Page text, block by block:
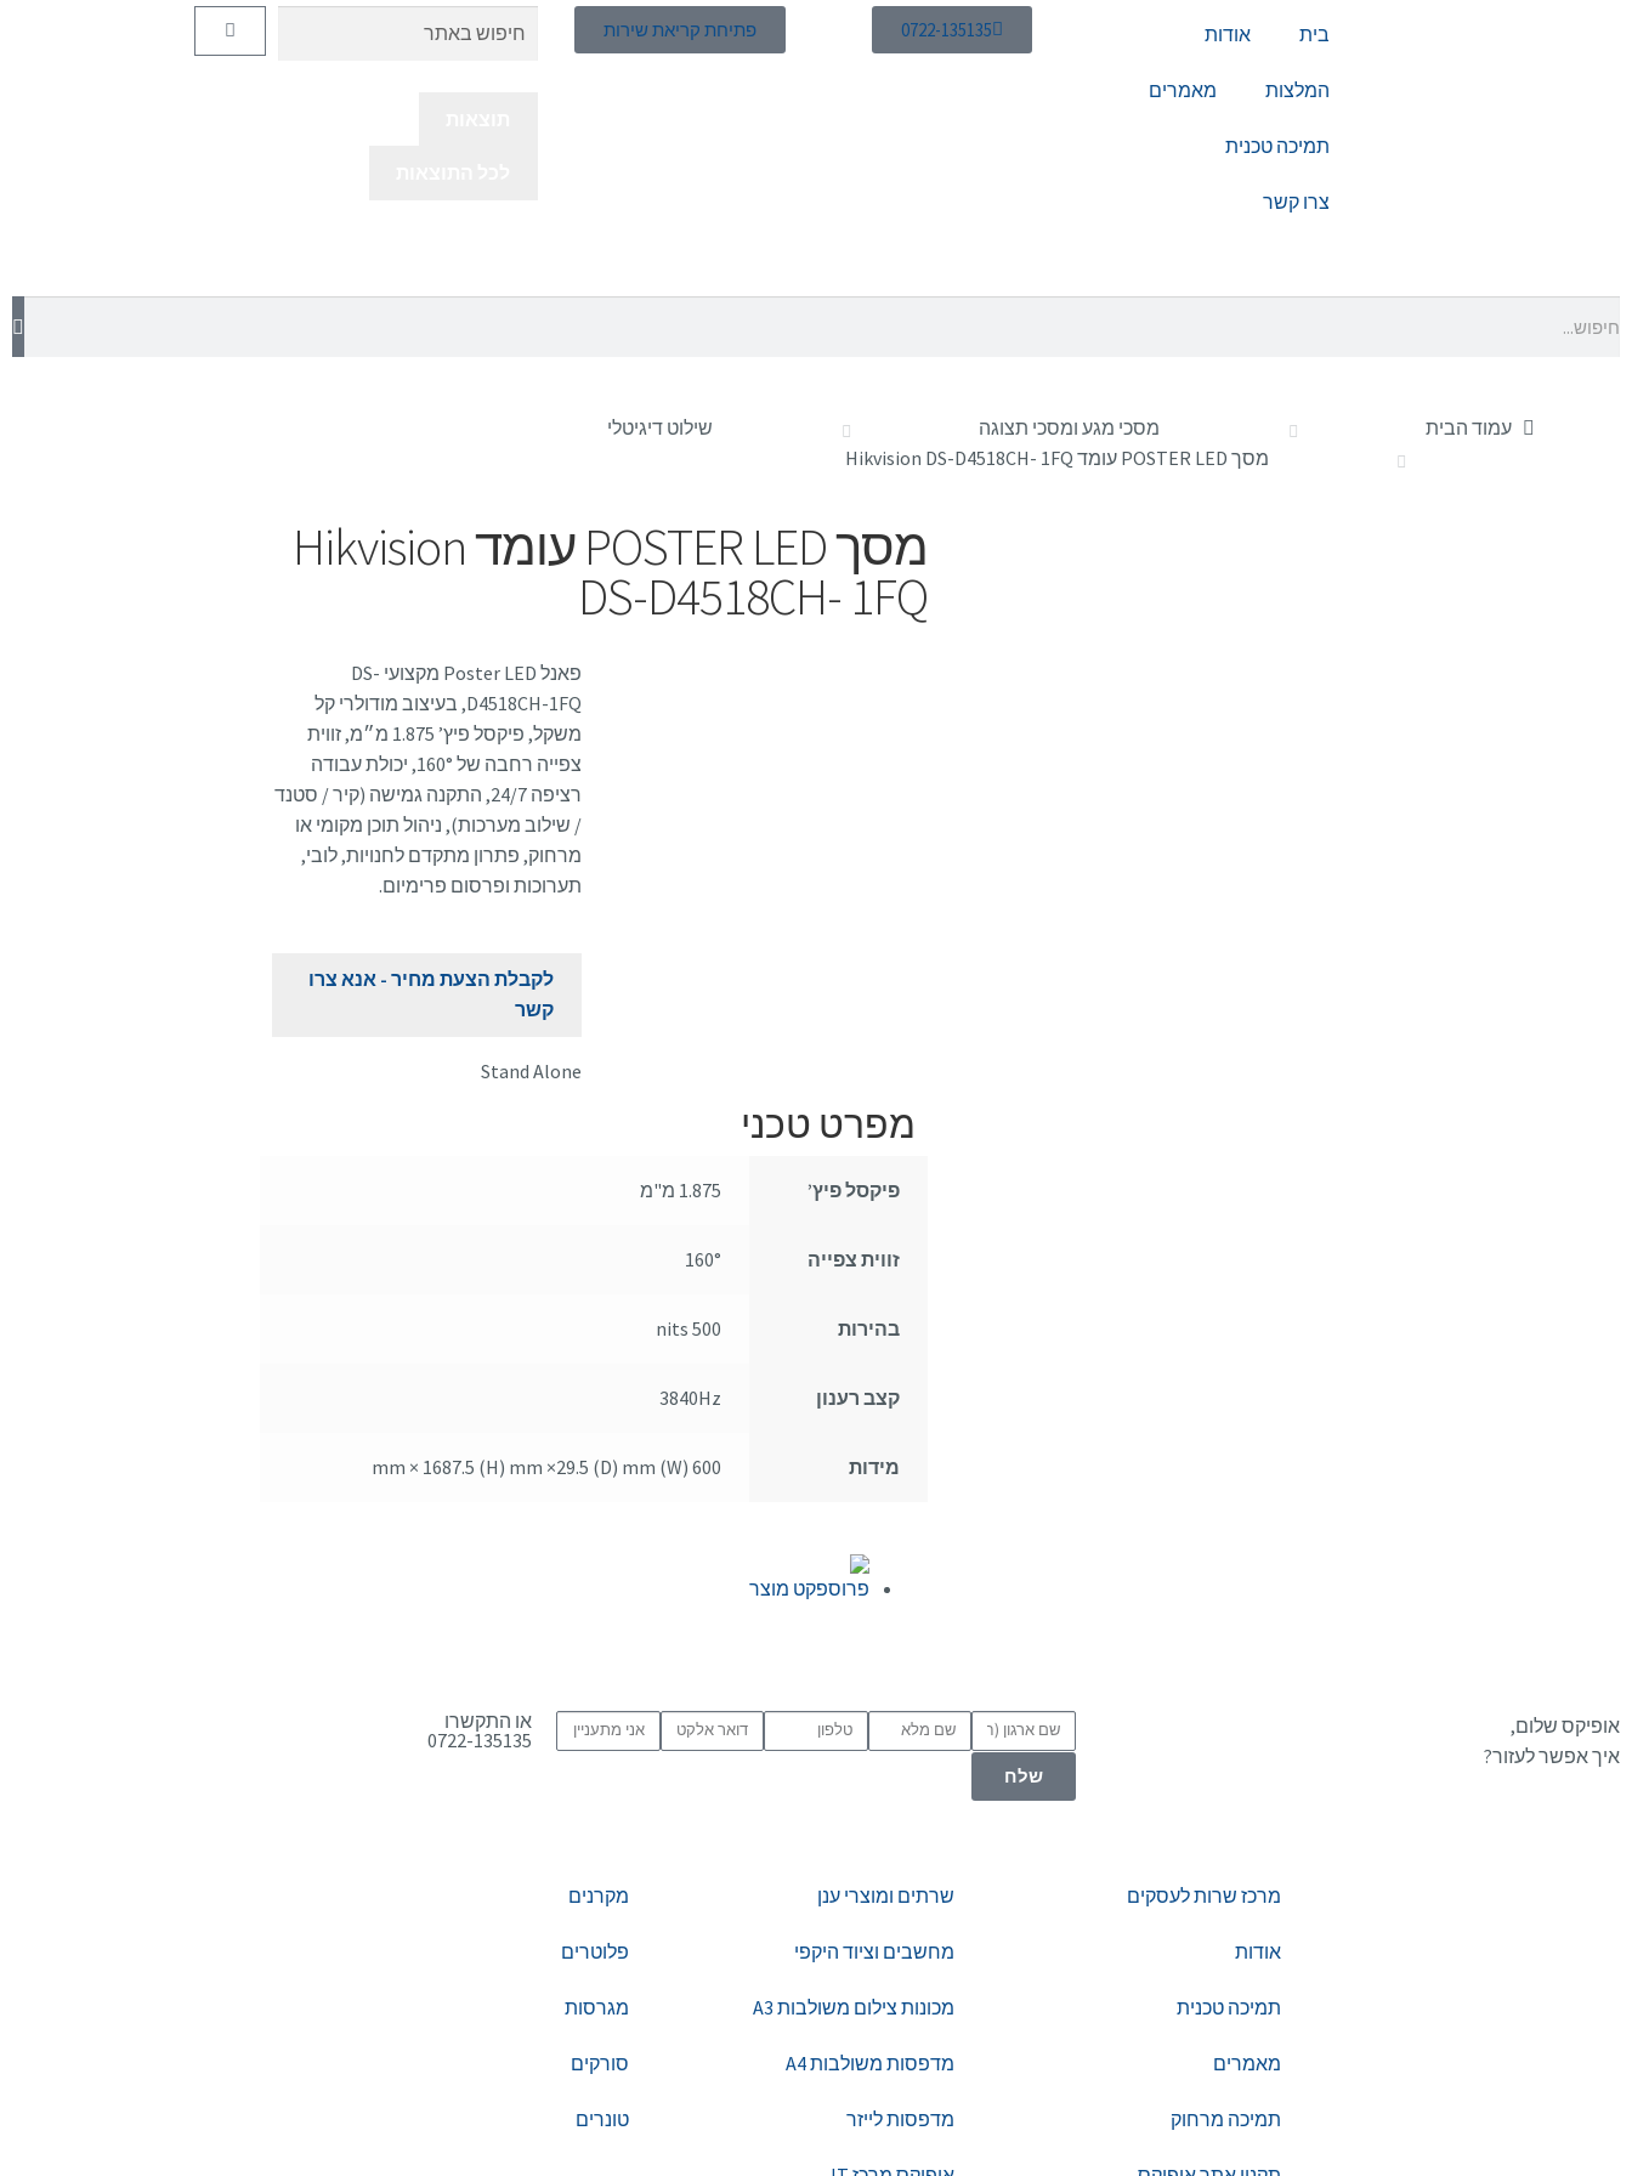
בית אודות
המלצות מאמרים
תמיכה טכנית
צרו קשר
0722-135135 פתיחת קריאת שירות
עמוד הבית מסכי מגע ומסכי תצוגה
שילוט דיגיטלי
מסך POSTER LED עומד Hikvision DS-D4518CH- 1FQ
מסך POSTER LED עומד Hikvision
DS-D4518CH- 1FQ
פאנל Poster LED מקצועי DS-
D4518CH-1FQ, בעיצוב מודולרי קל
משקל, פיקסל פיץ’ 1.875 מ״מ, זווית
צפייה רחבה של 160°, יכולת עבודה
רציפה 24/7, התקנה גמישה (קיר / סטנד
/ שילוב מערכות), ניהול תוכן מקומי או
מרחוק, פתרון מתקדם לחנויות, לובי,
תערוכות ופרסום פרימיום.
לקבלת הצעת מחיר - אנא צרו
קשר
Stand Alone
מפרט טכני
פיקסל פיץ’ 1.875 מ"מ
זווית צפייה 160°
בהירות 500 nits
קצב רענון 3840Hz
מידות 600 (W) mm × 1687.5 (H) mm ×29.5 (D) mm
פרוספקט מוצר
אופיקס שלום,
איך אפשר לעזור?
שלח
או התקשרו
0722-135135
מרכז שרות לעסקים
אודות
תמיכה טכנית
מאמרים
תמיכה מרחוק
שרתים ומוצרי ענן
מחשבים וציוד היקפי
מכונות צילום משולבות A3
מדפסות משולבות A4
מדפסות לייזר
מקרנים
פלוטרים
מגרסות
סורקים
טונרים